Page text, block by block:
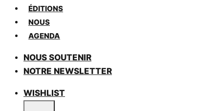
ÉDITIONS
NOUS
AGENDA
NOUS SOUTENIR
NOTRE NEWSLETTER
WISHLIST